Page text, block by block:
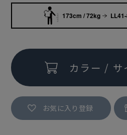
173cm / 72kg
カラー / サ
お気に入り登録